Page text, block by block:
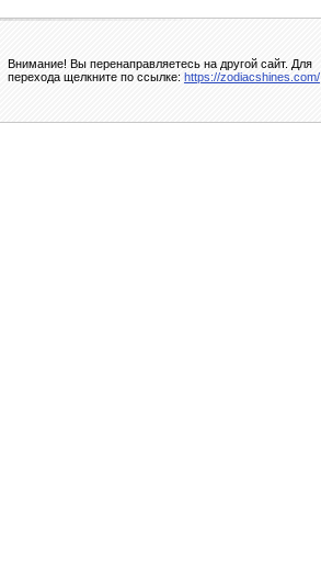
Внимание! Вы перенаправляетесь на другой сайт. Для
перехода щелкните по ссылке: https://zodiacshines.com/